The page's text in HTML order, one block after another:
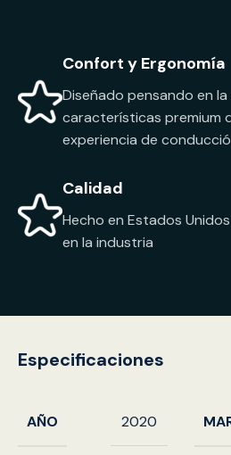
Confort y Ergonomía
Diseñado pensando en
características premium
experiencia de
Calidad
Hecho en Estados
en la industria
Especificaciones
AÑO 2020